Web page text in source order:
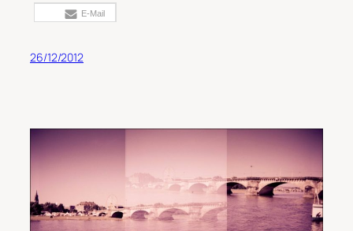
E-Mail
26/12/2012